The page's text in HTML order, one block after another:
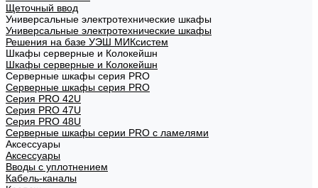
Щеточный ввод
Универсальные электротехнические шкафы
Универсальные электротехнические шкафы
Решения на базе УЭШ МИКсистем
Шкафы серверные и Колокейшн
Шкафы серверные и Колокейшн
Серверные шкафы серия PRO
Серверные шкафы серия PRO
Серия PRO 42U
Серия PRO 47U
Серия PRO 48U
Серверные шкафы серии PRO с ламелями
Аксессуары
Аксессуары
Вводы с уплотнением
Кабель-каналы